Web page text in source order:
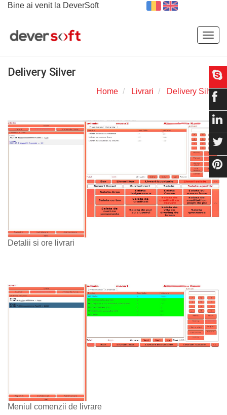
Bine ai venit la DeverSoft
Delivery Silver
Home Livrari Delivery Silver
Detalii si ore livrari
Meniul comenzii de livrare